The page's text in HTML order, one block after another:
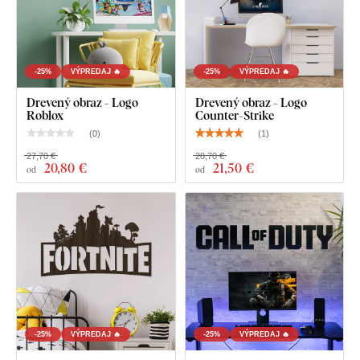
Vymeriate si miesto na stene.
Na zadnú stranu produktu nalepíte penovú pásku.
Jednotlivé časti priložíte na stenu podľa šablóny.
Šablónu zo steny odstránite.
Podrobný návod, ako predlepiť penovú pásku, nájdete v
v sekcii montážnych návodov.
Ak máte záujem, ponúkame aj
voliteľnú službu predlepenia
– penovú pásku vám profesionálne nalepíme na zadnú
stranu produktu a jej množstvo prispôsobíme rozmeru a typu
dekorácie. Túto službu je potrebné zakliknúť pri kúpe
produktu.
-25% VÝPREDAJ 🔥
Drevený obraz - Logo
Roblox
(0)
od 20,80 €
27,70 €
-25% VÝPREDAJ 🔥
Drevený obraz - Logo
Counter-Strike
(1)
od 21,50 €
28,70 €
-25% VÝPREDAJ 🔥 -25% VÝPREDAJ 🔥